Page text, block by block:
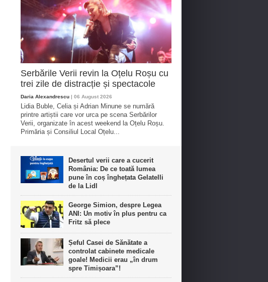
Serbările Verii revin la Oțelu Roșu cu
trei zile de distracție și spectacole
Daria Alexandrescu | 06 August 2026
Lidia Buble, Celia și Adrian Minune se numără
printre artiștii care vor urca pe scena Serbărilor
Verii, organizate în acest weekend la Oțelu Roșu.
Primăria și Consiliul Local Oțelu...
Desertul verii care a cucerit
România: De ce toată lumea
pune în coș înghețata Gelatelli
de la Lidl
George Simion, despre Legea
ANI: Un motiv în plus pentru ca
Fritz să plece
Șeful Casei de Sănătate a
controlat cabinete medicale
goale! Medicii erau „în drum
spre Timișoara”!